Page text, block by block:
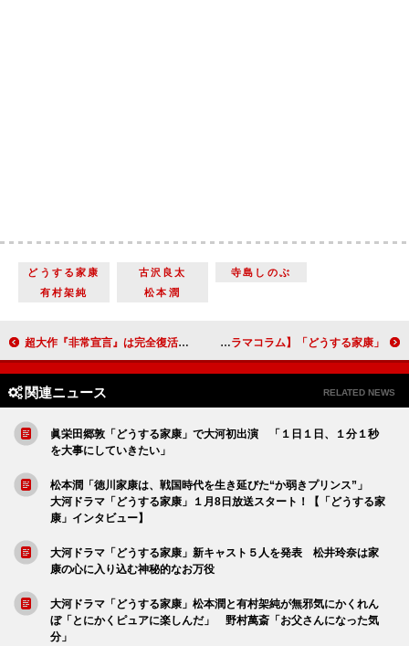
どうする家康 古沢良太
寺島しのぶ
有村架純
松本潤
超大作『非常宣言』は完全復活ののろし 話題作が続々公開の韓国映画をチェック！ 「どうする家康」第２回「兎と狼」二度の「どうする！？」が示す家康の成長【大河ドラマコラム】
関連ニュース RELATED NEWS
眞栄田郷敦「どうする家康」で大河初出演 「１日１日、１分１秒
を大事にしていきたい」
松本潤「徳川家康は、戦国時代を生き延びた“か弱きプリンス”」
大河ドラマ「どうする家康」１月8日放送スタート！【「どうする家
康」インタビュー】
大河ドラマ「どうする家康」新キャスト５人を発表 松井玲奈は家
康の心に入り込む神秘的なお万役
大河ドラマ「どうする家康」松本潤と有村架純が無邪気にかくれん
ぼ「とにかくピュアに楽しんだ」 野村萬斎「お父さんになった気
分」